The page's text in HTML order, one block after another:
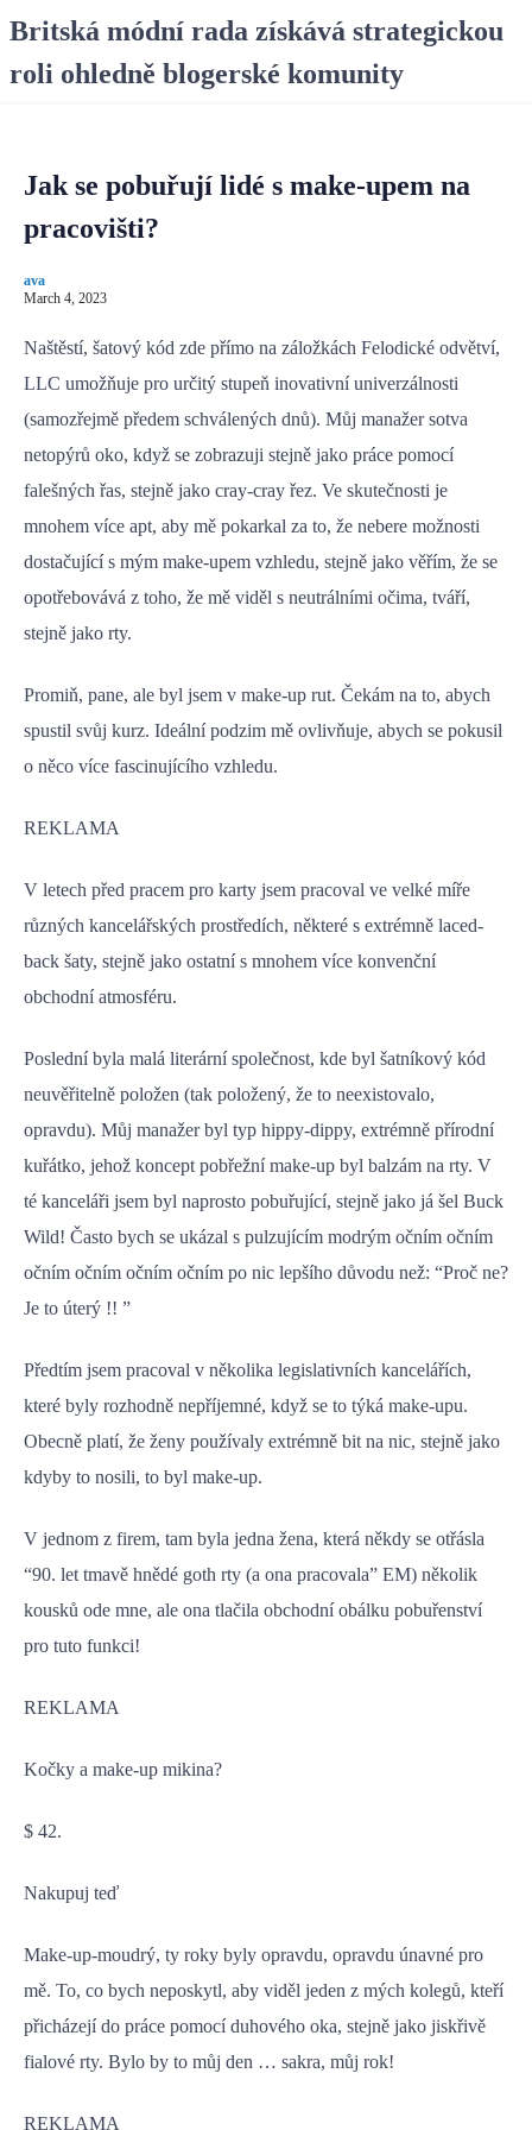
Britská módní rada získává strategickou
roli ohledně blogerské komunity
Jak se pobuřují lidé s make-upem na
pracovišti?
ava
March 4, 2023
Naštěstí, šatový kód zde přímo na záložkách Felodické odvětví,
LLC umožňuje pro určitý stupeň inovativní univerzálnosti
(samozřejmě předem schválených dnů). Můj manažer sotva
netopýrů oko, když se zobrazuji stejně jako práce pomocí
falešných řas, stejně jako cray-cray řez. Ve skutečnosti je
mnohem více apt, aby mě pokarkal za to, že nebere možnosti
dostačující s mým make-upem vzhledu, stejně jako věřím, že se
opotřebovává z toho, že mě viděl s neutrálními očima, tváří,
stejně jako rty.
Promiň, pane, ale byl jsem v make-up rut. Čekám na to, abych
spustil svůj kurz. Ideální podzim mě ovlivňuje, abych se pokusil
o něco více fascinujícího vzhledu.
REKLAMA
V letech před pracem pro karty jsem pracoval ve velké míře
různých kancelářských prostředích, některé s extrémně laced-
back šaty, stejně jako ostatní s mnohem více konvenční
obchodní atmosféru.
Poslední byla malá literární společnost, kde byl šatníkový kód
neuvěřitelně položen (tak položený, že to neexistovalo,
opravdu). Můj manažer byl typ hippy-dippy, extrémně přírodní
kuřátko, jehož koncept pobřežní make-up byl balzám na rty. V
té kanceláři jsem byl naprosto pobuřující, stejně jako já šel Buck
Wild! Často bych se ukázal s pulzujícím modrým očním očním
očním očním očním očním po nic lepšího důvodu než: “Proč ne?
Je to úterý !! ”
Předtím jsem pracoval v několika legislativních kancelářích,
které byly rozhodně nepříjemné, když se to týká make-upu.
Obecně platí, že ženy používaly extrémně bit na nic, stejně jako
kdyby to nosili, to byl make-up.
V jednom z firem, tam byla jedna žena, která někdy se otřásla
“90. let tmavě hnědé goth rty (a ona pracovala” EM) několik
kousků ode mne, ale ona tlačila obchodní obálku pobuřenství
pro tuto funkci!
REKLAMA
Kočky a make-up mikina?
$ 42.
Nakupuj teď
Make-up-moudrý, ty roky byly opravdu, opravdu únavné pro
mě. To, co bych neposkytl, aby viděl jeden z mých kolegů, kteří
přicházejí do práce pomocí duhového oka, stejně jako jiskřivě
fialové rty. Bylo by to můj den … sakra, můj rok!
REKLAMA